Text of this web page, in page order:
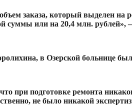
заказа, который выделен на
суммы или на 20,4 млн. рублей»,
в Озерской больнице
при подготовке ремонта
не было никакой